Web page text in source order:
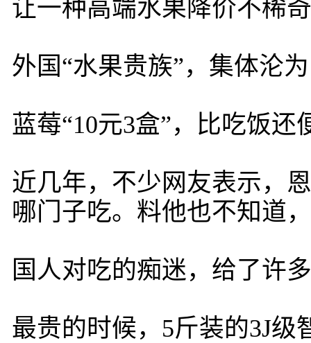
让一种高端水果降价不稀
外国“水果贵族”，集体沦
蓝莓“10元3盒”，比吃饭还
近几年，不少网友表示，
哪门子吃。料他也不知道
国人对吃的痴迷，给了许
最贵的时候，5斤装的3J级